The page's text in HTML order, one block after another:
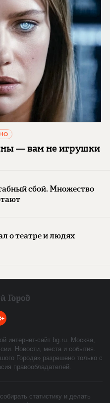
— вам не игрушки
сбой. Множество
о театре и людях
интернет-сайт bg.ru. Москва,
Новости, места и события.
Города» разрешено только с
правообладателей.
статистику и делать